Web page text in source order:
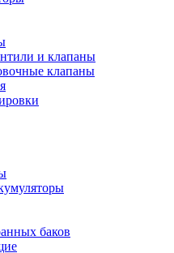
и клапаны
клапаны
баков